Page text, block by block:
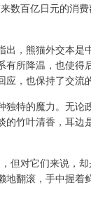
数百亿日元的消
，熊猫外交本是
所降温，也使得
，也保持了交流
特的魔力。无论
竹叶清香，耳边
但对它们来说，
翻滚，手中握着